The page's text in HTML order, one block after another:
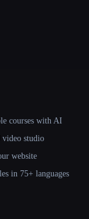
courses with AI
studio
website
in 75+ languages